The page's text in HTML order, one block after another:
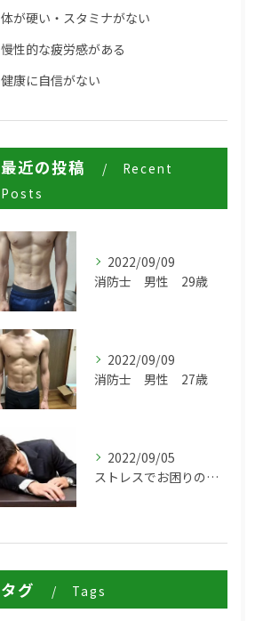
体が硬い・スタミナがない
慢性的な疲労感がある
健康に自信がない
最近の投稿
Recent
Posts
2022/09/09
消防士 男性 29歳
2022/09/09
消防士 男性 27歳
2022/09/05
ストレスでお困りの方は伊丹市の鍼灸治療院からだ工房ZEROへ
タグ Tags